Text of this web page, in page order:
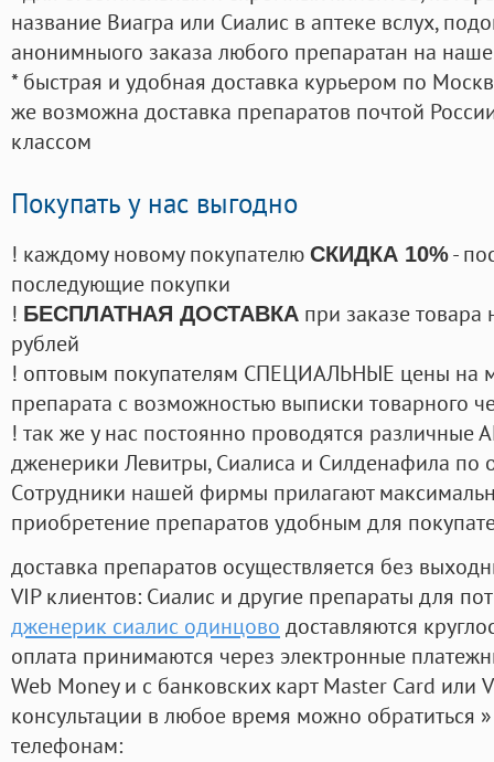
название Виагра или Сиалис в аптеке вслух,
анонимныого заказа любого препаратан на
* быстрая и удобная доставка курьером по
же возможна доставка препаратов почтой
классом
Покупать у нас выгодно
! каждому новому покупателю СКИДКА 10%-
последующие покупки
! БЕСПЛАТНАЯ ДОСТАВКА при заказе
рублей
! оптовым покупателям СПЕЦИАЛЬНЫЕ цены на
препарата с возможностью выписки товарного
! так же у нас постоянно проводятся
дженерики Левитры, Сиалиса и Силденафила по
Cотрудники нашей фирмы прилагают
приобретение препаратов удобным для
доставка препаратов осуществляется без
VIP клиентов: Сиалис и другие препараты для
дженерик сиалис одинцово доставляются
оплата принимаются через электронные
Web Money и с банковских карт Master Card или
консультации в любое время можно обратиться
телефонам: